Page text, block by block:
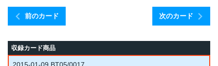
前のカード 次のカード
収録カード商品